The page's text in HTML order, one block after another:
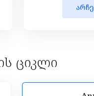
ციკლი